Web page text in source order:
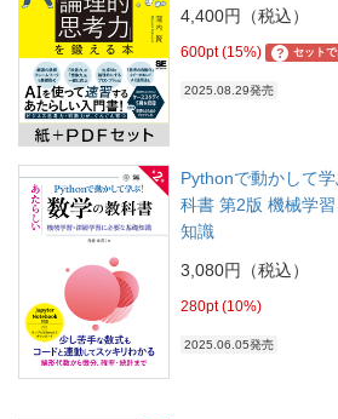
4,400円（税込）
600pt (15%) ? セット
2025.08.29発売
Pythonで動かして
科書 第2版 機械学
知識
3,080円（税込）
280pt (10%)
2025.06.05発売